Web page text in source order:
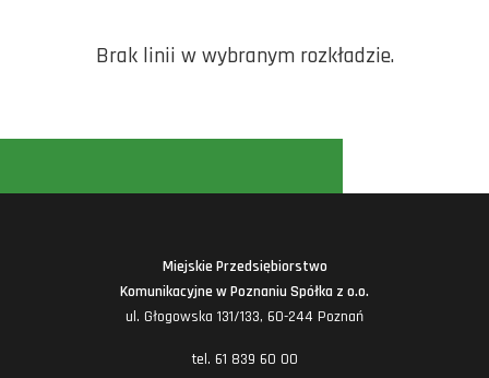
Brak linii w wybranym rozkładzie.
Miejskie Przedsiębiorstwo
Komunikacyjne w Poznaniu Spółka z o.o.
ul. Głogowska 131/133, 60-244 Poznań
tel. 61 839 60 00